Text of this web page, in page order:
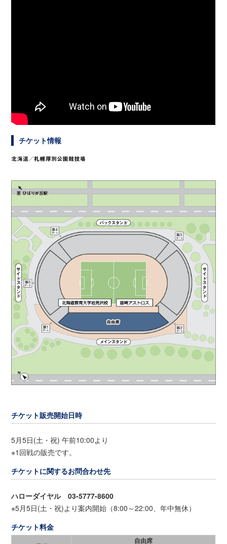
チケット情報
チケット販売開始日時
5月5日(土・祝) 午前10:00より
※1回戦の販売です。
チケットに関するお問合わせ先
ハローダイヤル 03-5777-8600
※5月5日(土・祝)より案内開始（8:00～22:00、年中無休）
チケット料金
自由席